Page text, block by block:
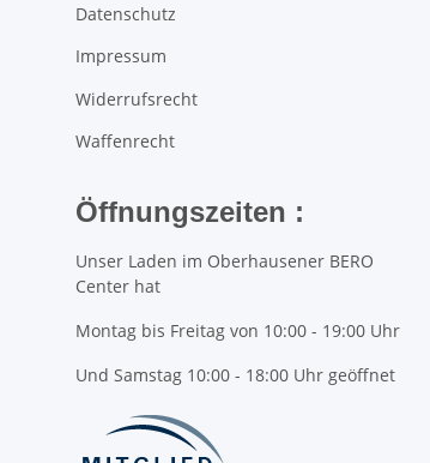
Datenschutz
Impressum
Widerrufsrecht
Waffenrecht
Öffnungszeiten :
Unser Laden im Oberhausener BERO
Center hat
Montag bis Freitag von 10:00 - 19:00 Uhr
Und Samstag 10:00 - 18:00 Uhr geöffnet